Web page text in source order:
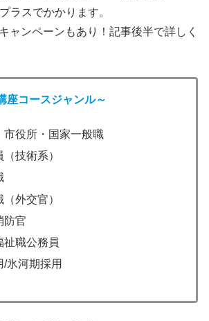
ラスでかかります。
ャンペーンもあり！記事後半で詳しく
座コースジャンル～
市役所・国家一般職
技術系）
外交官）
防官
祉職公務員
/氷河期採用